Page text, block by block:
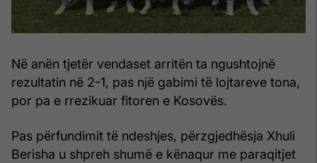
Në anën tjetër vendaset arritën ta ngushtojnë
rezultatin në 2-1, pas një gabimi të lojtareve tona,
por pa e rrezikuar fitoren e Kosovës.
Pas përfundimit të ndeshjes, përzgjedhësja Xhuli
Berisha u shpreh shumë e kënaqur me paraqitjet